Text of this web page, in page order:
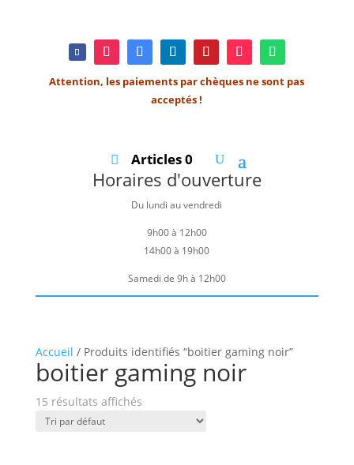
Attention, les paiements par chèques ne sont pas
acceptés !
Articles 0
Horaires d'ouverture
Du lundi au vendredi
9h00 à 12h00
14h00 à 19h00
Samedi de 9h à 12h00
Accueil / Produits identifiés “boitier gaming noir”
boitier gaming noir
15 résultats affichés